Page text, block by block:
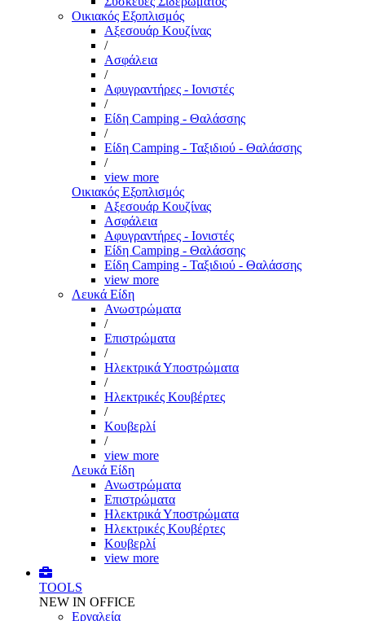
Οικιακός Εξοπλισμός
Αξεσουάρ Κουζίνας
/
Ασφάλεια
/
Αφυγραντήρες - Ιονιστές
/
Είδη Camping - Θαλάσσης
/
Είδη Camping - Ταξιδιού - Θαλάσσης
/
view more
Οικιακός Εξοπλισμός
Αξεσουάρ Κουζίνας
Ασφάλεια
Αφυγραντήρες - Ιονιστές
Είδη Camping - Θαλάσσης
Είδη Camping - Ταξιδιού - Θαλάσσης
view more
Λευκά Είδη
Ανωστρώματα
/
Επιστρώματα
/
Ηλεκτρικά Υποστρώματα
/
Ηλεκτρικές Κουβέρτες
/
Κουβερλί
/
view more
Λευκά Είδη
Ανωστρώματα
Επιστρώματα
Ηλεκτρικά Υποστρώματα
Ηλεκτρικές Κουβέρτες
Κουβερλί
view more
TOOLS
NEW IN OFFICE
Εργαλεία